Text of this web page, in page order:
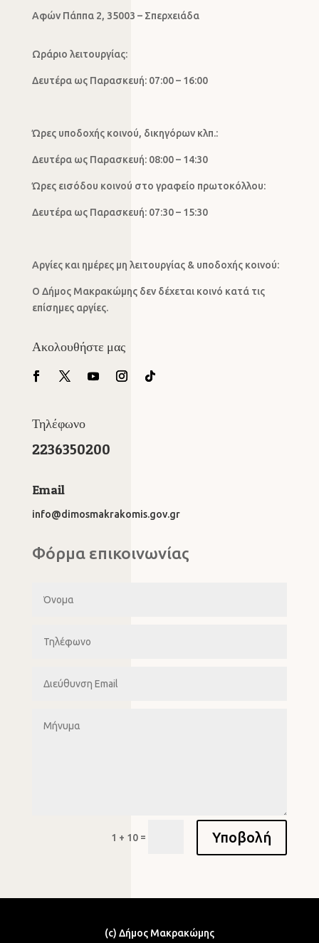
Αφών Πάππα 2, 35003 – Σπερχειάδα
Ωράριο λειτουργίας:
Δευτέρα ως Παρασκευή: 07:00 – 16:00
Ώρες υποδοχής κοινού, δικηγόρων κλπ.:
Δευτέρα ως Παρασκευή: 08:00 – 14:30
Ώρες εισόδου κοινού στο γραφείο πρωτοκόλλου:
Δευτέρα ως Παρασκευή: 07:30 – 15:30
Αργίες και ημέρες μη λειτουργίας & υποδοχής κοινού:
Ο Δήμος Μακρακώμης δεν δέχεται κοινό κατά τις
επίσημες αργίες.
Ακολουθήστε μας
Τηλέφωνο
2236350200
Email
info@dimosmakrakomis.gov.gr
Φόρμα επικοινωνίας
1 + 10 = Υποβολή
(c) Δήμος Μακρακώμης